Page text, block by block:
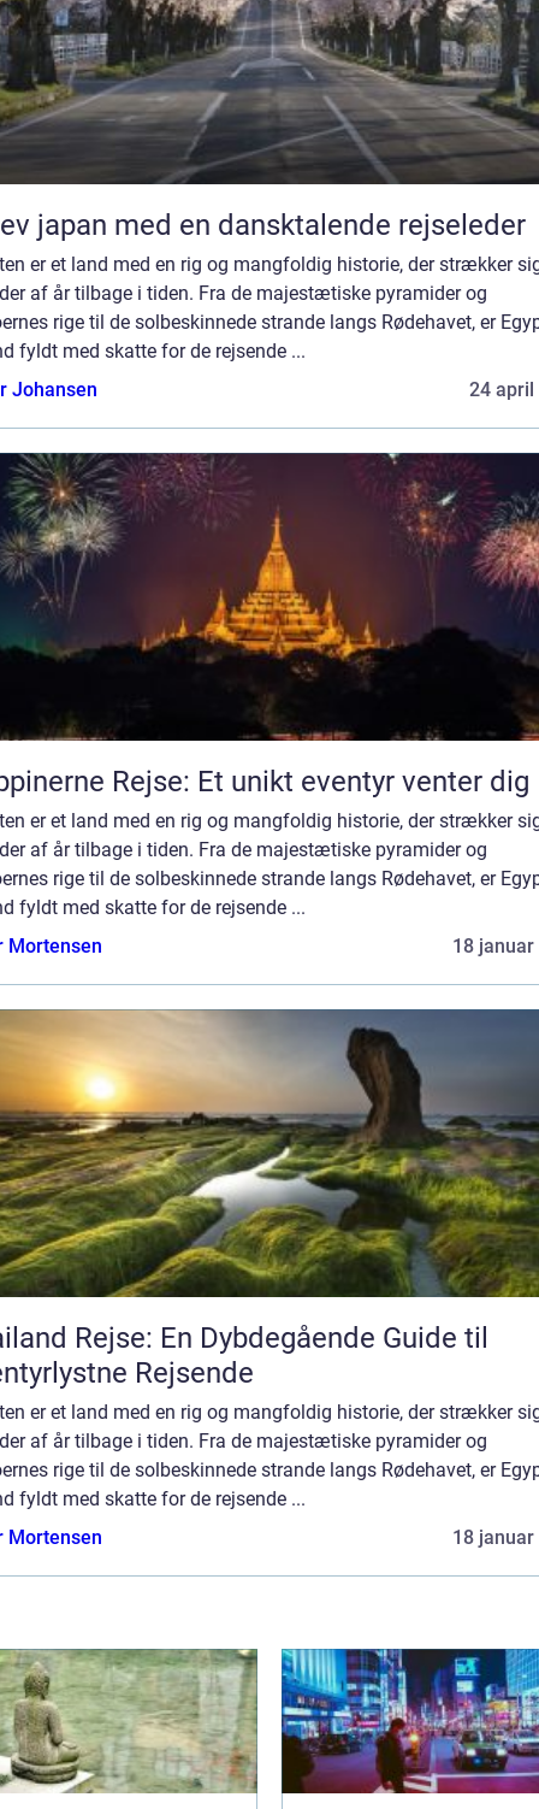
japan med en dansktalende rejseleder
er et land med en rig og mangfoldig historie, der strækker
af år tilbage i tiden. Fra de majestætiske pyramider og
rige til de solbeskinnede strande langs Rødehavet, er
fyldt med skatte for de rejsende ...
Johansen
24 april
Rejse: Et unikt eventyr venter dig
er et land med en rig og mangfoldig historie, der strækker
af år tilbage i tiden. Fra de majestætiske pyramider og
rige til de solbeskinnede strande langs Rødehavet, er
fyldt med skatte for de rejsende ...
Mortensen
18 januar
Rejse: En Dybdegående Guide til
Rejsende
er et land med en rig og mangfoldig historie, der strækker
af år tilbage i tiden. Fra de majestætiske pyramider og
rige til de solbeskinnede strande langs Rødehavet, er
fyldt med skatte for de rejsende ...
Mortensen
18 januar